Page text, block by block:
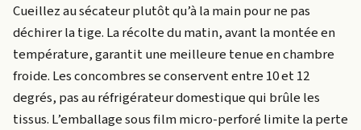
Cueillez au sécateur plutôt qu’à la main pour ne pas
déchirer la tige. La récolte du matin, avant la montée en
température, garantit une meilleure tenue en chambre
froide. Les concombres se conservent entre 10 et 12
degrés, pas au réfrigérateur domestique qui brûle les
tissus. L’emballage sous film micro-perforé limite la perte